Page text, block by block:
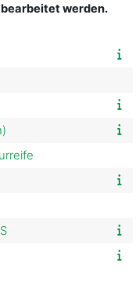
werden.